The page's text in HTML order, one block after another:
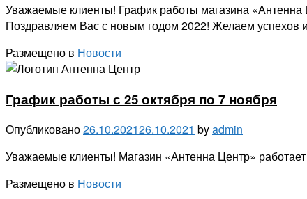
Уважаемые клиенты! График работы магазина
Поздравляем Вас с новым годом 2022! Желаем успехов
Размещено в Новости
График работы с 25 октября по 7 ноября
Опубликовано26.10.202126.10.2021 byadmin
Уважаемые клиенты! Магазин «Антенна Центр»
Размещено в Новости